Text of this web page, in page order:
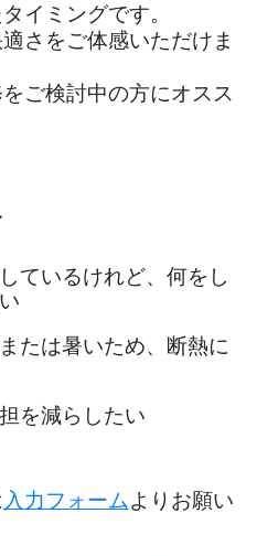
イミングです。
さをご体感いただけま
ご検討中の方にオスス
ているけれど、何をし
たは暑いため、断熱に
を減らしたい
入力フォームよりお願い